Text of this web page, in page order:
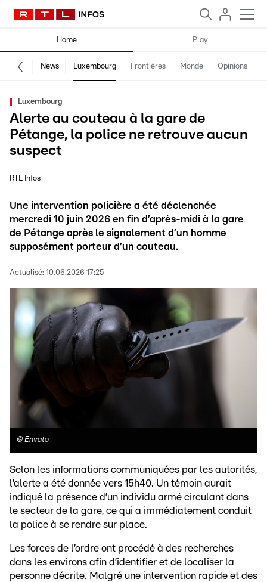
Home Play
News Luxembourg Frontières Monde Opinions
Luxembourg
Alerte au couteau à la gare de
Pétange, la police ne retrouve aucun
suspect
RTL Infos
Une intervention policière a été déclenchée
mercredi 10 juin 2026 en fin d’après-midi à la gare
de Pétange après le signalement d’un homme
supposément porteur d’un couteau.
Actualisé: 10.06.2026 17:25
© Envato
Selon les informations communiquées par les autorités,
l’alerte a été donnée vers 15h40. Un témoin aurait
indiqué la présence d’un individu armé circulant dans
le secteur de la gare, ce qui a immédiatement conduit
la police à se rendre sur place.
Les forces de l’ordre ont procédé à des recherches
dans les environs afin d’identifier et de localiser la
personne décrite. Malgré une intervention rapide et des